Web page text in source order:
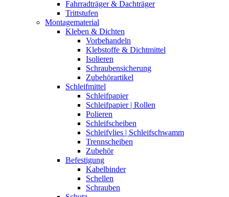
Fahrradträger & Dachträger
Trittstufen
Montagematerial
Kleben & Dichten
Vorbehandeln
Klebstoffe & Dichtmittel
Isolieren
Schraubensicherung
Zubehörartikel
Schleifmittel
Schleifpapier
Schleifpapier | Rollen
Polieren
Schleifscheiben
Schleifvlies | Schleifschwamm
Trennscheiben
Zubehör
Befestigung
Kabelbinder
Schellen
Schrauben